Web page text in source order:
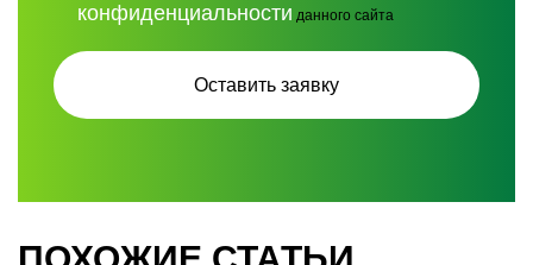
конфиденциальности данного сайта